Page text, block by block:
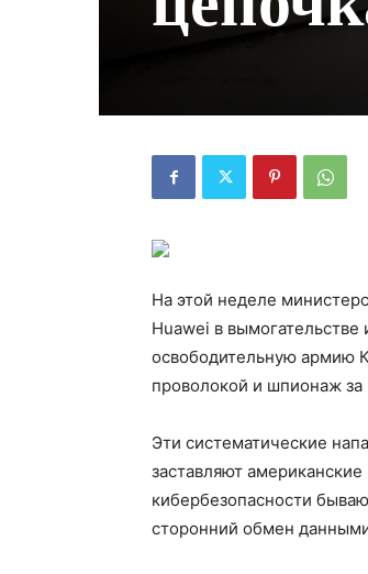
На этой неделе
Huawei в
освободительную армию
проволокой и шпионаж за
Эти систематические
заставляют
кибербезопасности
сторонний обмен